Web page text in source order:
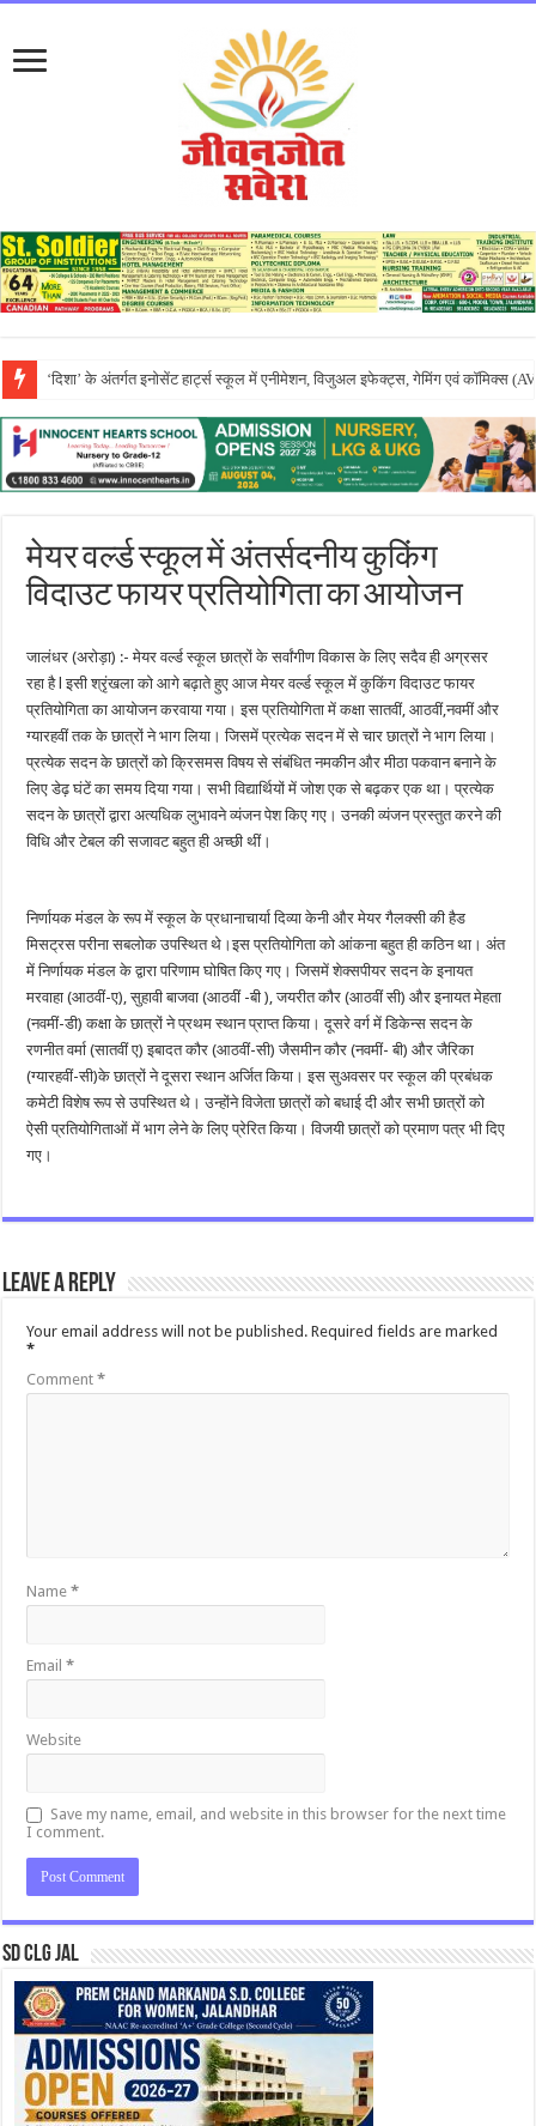
एपीजे रिदम्स किंडरवर्ल्ड में धूमधाम से मनाया गया तीयां दा मेला
मेयर वर्ल्ड स्कूल में अंतर्सदनीय कुकिंग
विदाउट फायर प्रतियोगिता का आयोजन
जालंधर (अरोड़ा) :- मेयर वर्ल्ड स्कूल छात्रों के सर्वांगीण विकास के लिए सदैव ही अग्रसर
रहा है l इसी श्रृंखला को आगे बढ़ाते हुए आज मेयर वर्ल्ड स्कूल में कुकिंग विदाउट फायर
प्रतियोगिता का आयोजन करवाया गया। इस प्रतियोगिता में कक्षा सातवीं, आठवीं,नवमीं और
ग्यारहवीं तक के छात्रों ने भाग लिया। जिसमें प्रत्येक सदन में से चार छात्रों ने भाग लिया।
प्रत्येक सदन के छात्रों को क्रिसमस विषय से संबंधित नमकीन और मीठा पकवान बनाने के
लिए डेढ़ घंटें का समय दिया गया। सभी विद्यार्थियों में जोश एक से बढ़कर एक था। प्रत्येक
सदन के छात्रों द्वारा अत्यधिक लुभावने व्यंजन पेश किए गए। उनकी व्यंजन प्रस्तुत करने की
विधि और टेबल की सजावट बहुत ही अच्छी थीं।
निर्णायक मंडल के रूप में स्कूल के प्रधानाचार्या दिव्या केनी और मेयर गैलक्सी की हैड
मिसट्रस परीना सबलोक उपस्थित थे।इस प्रतियोगिता को आंकना बहुत ही कठिन था। अंत
में निर्णायक मंडल के द्वारा परिणाम घोषित किए गए। जिसमें शेक्सपीयर सदन के इनायत
मरवाहा (आठवीं-ए), सुहावी बाजवा (आठवीं -बी ), जयरीत कौर (आठवीं सी) और इनायत मेहता
(नवमीं-डी) कक्षा के छात्रों ने प्रथम स्थान प्राप्त किया। दूसरे वर्ग में डिकेन्स सदन के
रणनीत वर्मा (सातवीं ए) इबादत कौर (आठवीं-सी) जैसमीन कौर (नवमीं- बी) और जैरिका
(ग्यारहवीं-सी)के छात्रों ने दूसरा स्थान अर्जित किया। इस सुअवसर पर स्कूल की प्रबंधक
कमेटी विशेष रूप से उपस्थित थे। उन्होंने विजेता छात्रों को बधाई दी और सभी छात्रों को
ऐसी प्रतियोगिताओं में भाग लेने के लिए प्रेरित किया। विजयी छात्रों को प्रमाण पत्र भी दिए
गए।
Leave a Reply
Your email address will not be published. Required fields are marked
*
Comment*
Name*
Email*
Website
Save my name, email, and website in this browser for the next time
I comment.
SD CLG JAL